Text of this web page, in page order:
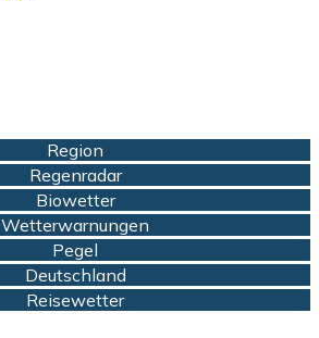
Region
Regenradar
Biowetter
Wetterwarnungen
Pegel
Deutschland
Reisewetter